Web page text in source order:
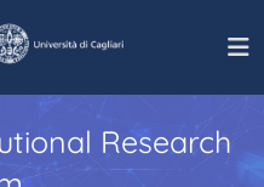
Research